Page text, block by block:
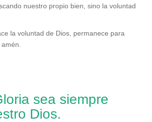
nuestro propio bien, sino la voluntad
la voluntad de Dios, permanece para
sea siempre
Dios.